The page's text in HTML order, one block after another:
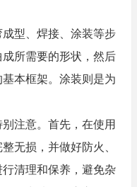
型、焊接、涂装等步
所需要的形状，然后
本框架。涂装则是为
注意。首先，在使用
无损，并做好防火、
清理和保养，避免杂